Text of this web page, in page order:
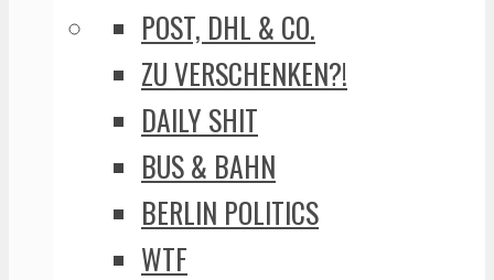
POST, DHL & CO.
ZU VERSCHENKEN?!
DAILY SHIT
BUS & BAHN
BERLIN POLITICS
WTF